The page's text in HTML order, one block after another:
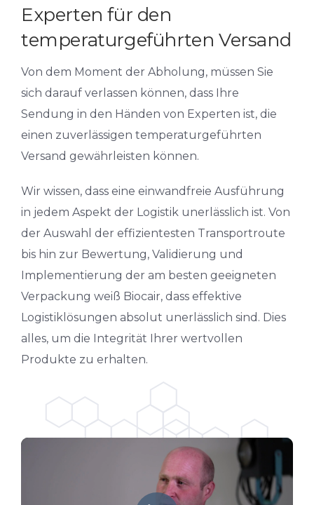
Experten für den
temperaturgeführten Versand
Von dem Moment der Abholung, müssen Sie
sich darauf verlassen können, dass Ihre
Sendung in den Händen von Experten ist, die
einen zuverlässigen temperaturgeführten
Versand gewährleisten können.
Wir wissen, dass eine einwandfreie Ausführung
in jedem Aspekt der Logistik unerlässlich ist. Von
der Auswahl der effizientesten Transportroute
bis hin zur Bewertung, Validierung und
Implementierung der am besten geeigneten
Verpackung weiß Biocair, dass effektive
Logistiklösungen absolut unerlässlich sind. Dies
alles, um die Integrität Ihrer wertvollen
Produkte zu erhalten.